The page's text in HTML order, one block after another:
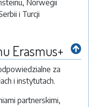
Norwegii
i Turcji
Erasmus+
za
i instytutach.
partnerskimi,